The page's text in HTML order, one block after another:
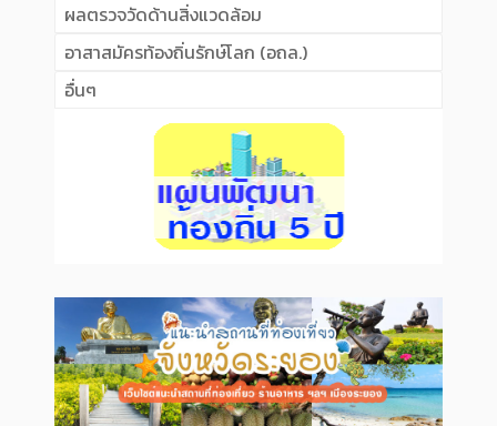
ผลตรวจวัดด้านสิ่งแวดล้อม
อาสาสมัครท้องถิ่นรักษ์โลก (อถล.)
อื่นๆ